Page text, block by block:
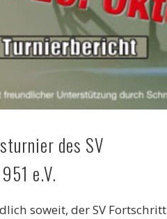
des SV
e.V.
soweit, der SV Fortschritt